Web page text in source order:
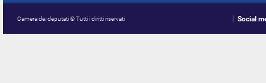
Camera dei deputati © Tutti i diritti riservati Social